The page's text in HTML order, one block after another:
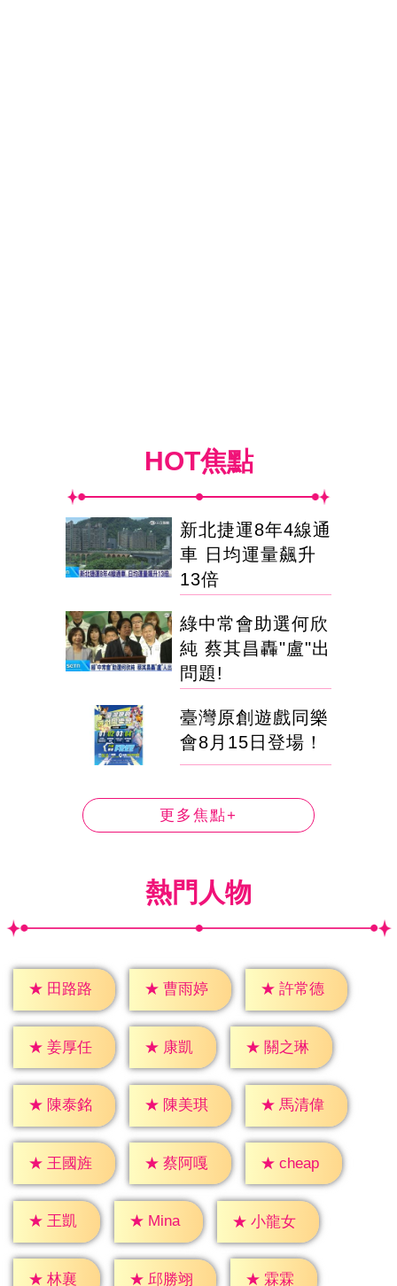
HOT焦點
新北捷運8年4線通
車 日均運量飆升
13倍
綠中常會助選何欣
純 蔡其昌轟"盧"出
問題!
臺灣原創遊戲同樂
會8月15日登場！
更多焦點+
熱門人物
★ 田路路 ★ 曹雨婷 ★ 許常德
★ 姜厚任 ★ 康凱 ★ 關之琳
★ 陳泰銘 ★ 陳美琪 ★ 馬清偉
★ 王國旌 ★ 蔡阿嘎 ★ cheap
★ 王凱 ★ Mina ★ 小龍女
★ 林襄 ★ 邱勝翊 ★ 霖霖